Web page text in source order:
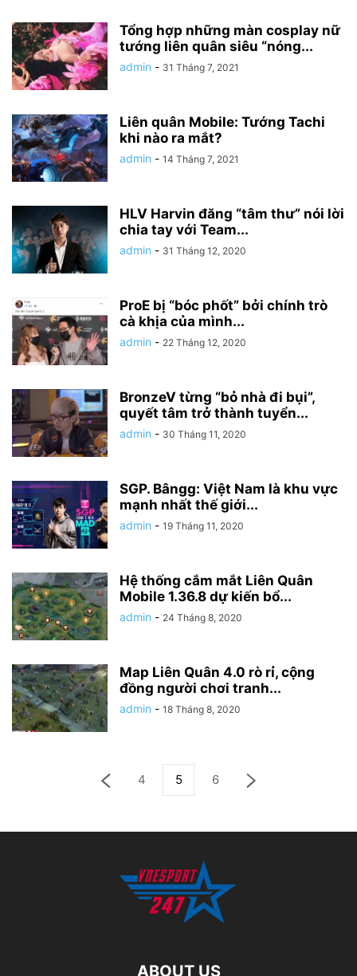
Tổng hợp những màn cosplay nữ
tướng liên quân siêu “nóng...
admin - 31 Tháng 7, 2021
Liên quân Mobile: Tướng Tachi
khi nào ra mắt?
admin - 14 Tháng 7, 2021
HLV Harvin đăng “tâm thư” nói lời
chia tay với Team...
admin - 31 Tháng 12, 2020
ProE bị “bóc phốt” bởi chính trò
cà khịa của mình...
admin - 22 Tháng 12, 2020
BronzeV từng “bỏ nhà đi bụi”,
quyết tâm trở thành tuyển...
admin - 30 Tháng 11, 2020
SGP. Bângg: Việt Nam là khu vực
mạnh nhất thế giới...
admin - 19 Tháng 11, 2020
Hệ thống cắm mắt Liên Quân
Mobile 1.36.8 dự kiến bổ...
admin - 24 Tháng 8, 2020
Map Liên Quân 4.0 rò rỉ, cộng
đồng người chơi tranh...
admin - 18 Tháng 8, 2020
4 5 6
ABOUT US